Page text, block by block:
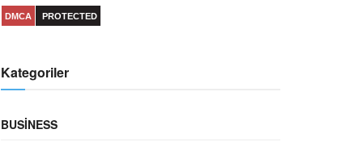
DMCA PROTECTED
Kategoriler
BUSINESS